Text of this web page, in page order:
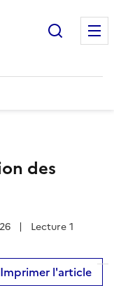
des
|
Lecture 1
Imprimer l'article